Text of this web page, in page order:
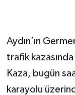
Aydın’ın
trafik
Kaza, bugün
karayolu
GENEL
GÜNDEM
Güvenlik